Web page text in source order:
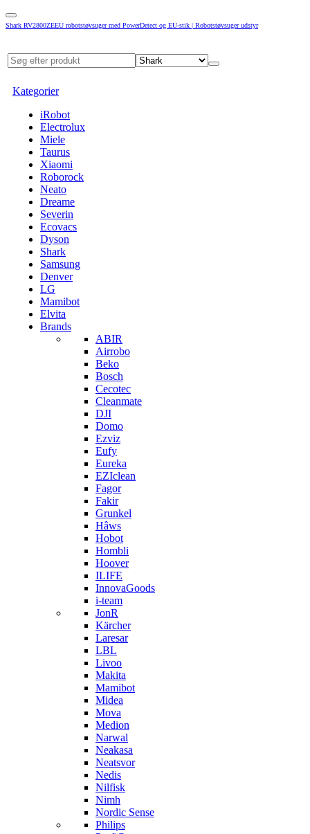
Shark RV2800ZEEU robotstøvsuger med PowerDetect og EU-stik | Robotstøvsuger udstyr
Kategorier
iRobot
Electrolux
Miele
Taurus
Xiaomi
Roborock
Neato
Dreame
Severin
Ecovacs
Dyson
Shark
Samsung
Denver
LG
Mamibot
Elvita
Brands
ABIR
Airrobo
Beko
Bosch
Cecotec
Cleanmate
DJI
Domo
Ezviz
Eufy
Eureka
EZIclean
Fagor
Fakir
Grunkel
Hâws
Hobot
Hombli
Hoover
ILIFE
InnovaGoods
i-team
JonR
Kärcher
Laresar
LBL
Livoo
Makita
Mamibot
Midea
Mova
Medion
Narwal
Neakasa
Neatsvor
Nedis
Nilfisk
Nimh
Nordic Sense
Philips